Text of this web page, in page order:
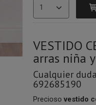
VESTIDO
arras niña
Cualquier
692685190
Precioso vestido